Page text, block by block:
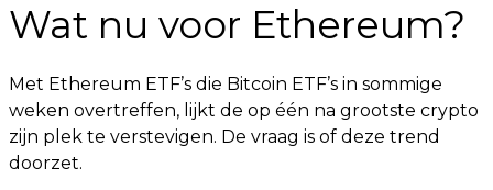
Wat nu voor Ethereum?
Met Ethereum ETF’s die Bitcoin ETF’s in sommige
weken overtreffen, lijkt de op één na grootste crypto
zijn plek te verstevigen. De vraag is of deze trend
doorzet.